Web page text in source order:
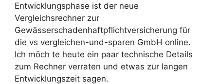
Entwicklungsphase ist der neue
Vergleichsrechner zur
Gewässerschadenhaftpflichtversicherung für
die vs vergleichen-und-sparen GmbH online.
Ich möch te heute ein paar technische Details
zum Rechner verraten und etwas zur langen
Entwicklungszeit sagen.